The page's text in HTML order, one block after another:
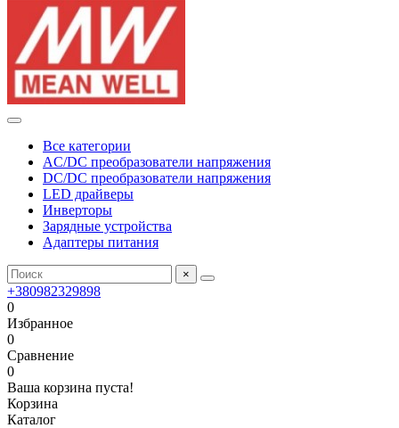
Все категории
AC/DC преобразователи напряжения
DC/DC преобразователи напряжения
LED драйверы
Инверторы
Зарядные устройства
Адаптеры питания
×
+380982329898
0
Избранное
0
Сравнение
0
Ваша корзина пуста!
Корзина
Каталог